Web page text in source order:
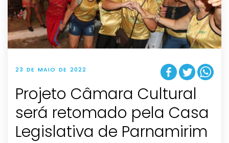
23 DE MAIO DE 2022
Projeto Câmara Cultural
será retomado pela Casa
Legislativa de Parnamirim